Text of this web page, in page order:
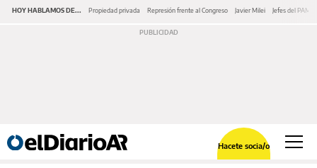
HOY HABLAMOS DE... Propiedad privada Represión frente al Congreso Javier Milei Jefes del PAMI
Hacete socia/o